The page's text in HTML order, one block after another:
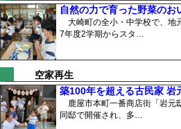
自然の力で育った野菜の
大崎町の全小・中学校で、地
7年度2学期からスタ…
空家再生
築100年を超える古民家
鹿屋市本町一番商店街「岩元
同邸で開催され、多…